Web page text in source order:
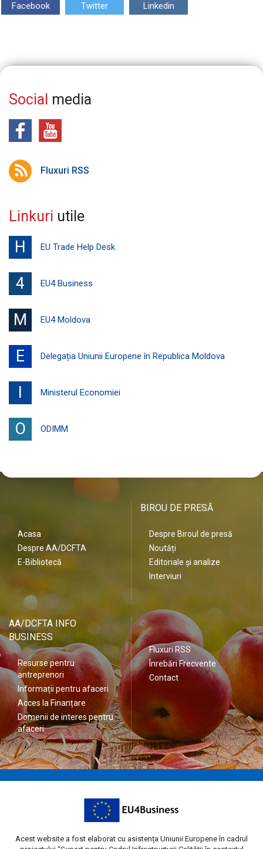
Facebook Twitter Linkedin
Social media
Fluxuri RSS
Linkuri utile
H EU Trade Help Desk
4 EU4 Business
M EU4 Moldova
E Delegația Uniunii Europene în Republica Moldova
I Ministerul Economiei
O ODIMM
Acasa
Despre AA/DCFTA
E-Bibliotecă
BIROU DE PRESĂ
Despre Biroul de presă
Noutăți
Editoriale și analize
Interviuri
AA/DCFTA INFO
BUSINESS
Resurse pentru
antreprenori
Informații pentru afaceri
Acces la Finanțare
Domenii de interes pentru
afaceri
Fluxuri RSS
Înrebări Frecvente
Contact
Acest website a fost elaborat cu asistența Uniunii Europene în cadrul